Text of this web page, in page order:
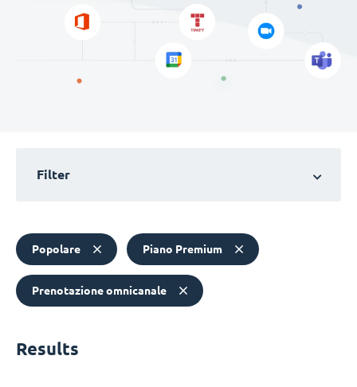
Filter
Popolare Piano Premium
Prenotazione omnicanale
Results